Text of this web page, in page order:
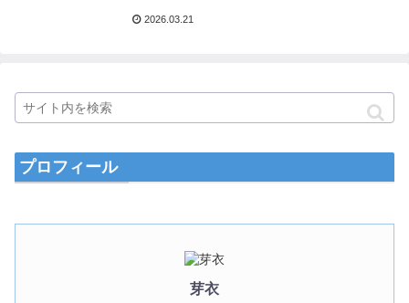
2026.03.21
プロフィール
芽衣